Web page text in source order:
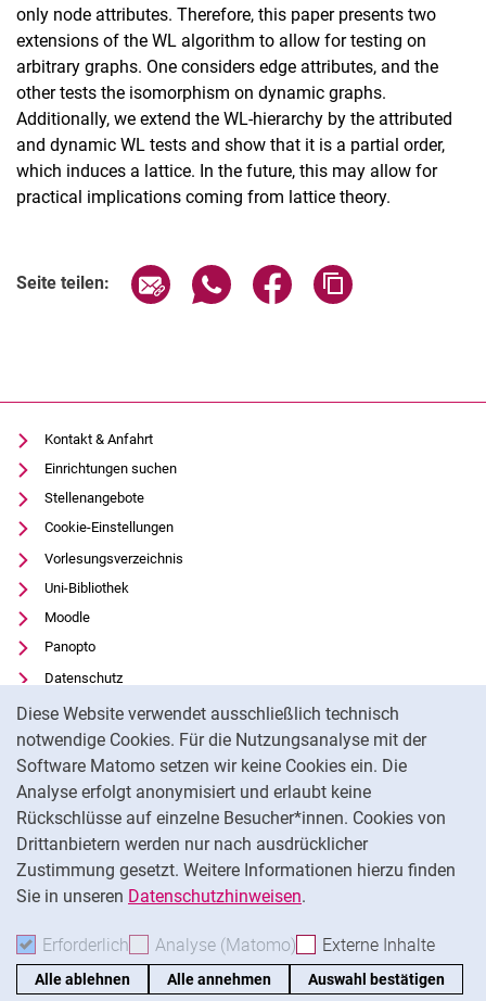
Diese Website verwendet ausschließlich technisch
notwendige Cookies. Für die Nutzungsanalyse mit der
Software Matomo setzen wir keine Cookies ein. Die
Analyse erfolgt anonymisiert und erlaubt keine
Rückschlüsse auf einzelne Besucher*innen. Cookies von
Drittanbietern werden nur nach ausdrücklicher
Zustimmung gesetzt. Weitere Informationen hierzu finden
Sie in unseren Datenschutzhinweisen.
Erforderlich Erforderliche Cookies akzeptieren
Analyse (Matomo) Analyse-Cookies
Externe Inhalte
Alle ablehnen Alle annehmen Auswahl bestätigen
only node attributes. Therefore, this paper presents two
extensions of the WL algorithm to allow for testing on
arbitrary graphs. One considers edge attributes, and the
other tests the isomorphism on dynamic graphs.
Additionally, we extend the WL-hierarchy by the attributed
and dynamic WL tests and show that it is a partial order,
which induces a lattice. In the future, this may allow for
practical implications coming from lattice theory.
Seite teilen: Seite über E-Mail teilen
Seite über WhatsApp teilen
Seite über Facebook
Kontakt & Anfahrt
Einrichtungen suchen
Stellenangebote
Cookie-Einstellungen
Vorlesungsverzeichnis
Uni-Bibliothek
Moodle
Panopto
Datenschutz
Barrierefreiheit
Transparenter KI-Einsatz
Impressum
Externer Link: Universität Kassel auf
Facebook (öffnet neues Fenster)
Externer Link: Universität Kassel auf
Youtube(öffnet neues Fenster)
Externer Link: Universität Kassel auf
Instagram (öffnet neues Fenster)